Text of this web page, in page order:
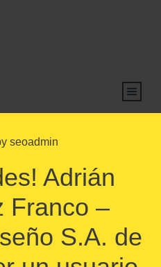
seoadmin
Adrián
Franco –
S.A. de